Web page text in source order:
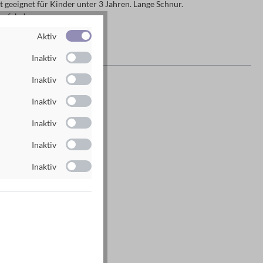
für Kinder unter 3 Jahren. Lange Schnur.
ab 4 Jahren
Herstellers
Aktiv
Inaktiv
Inaktiv
Inaktiv
Inaktiv
Inaktiv
Inaktiv